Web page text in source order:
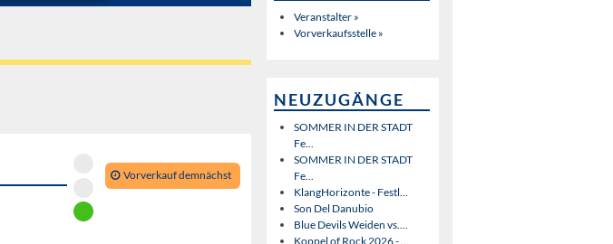
Vorverkauf demnächst
Veranstalter »
Vorverkaufsstelle »
NEUZUGÄNGE
SOMMER IN DER STADT
Fe...
SOMMER IN DER STADT
Fe...
KlangHorizonte - Festl...
Son Del Danubio
Blue Devils Weiden vs....
Koppel of Rock 2026 - ...